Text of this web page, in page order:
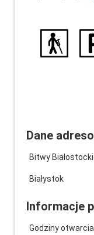
Dane
Bitwy
Białystok
Informacje
Godziny